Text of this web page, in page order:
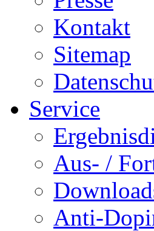
Kontakt
Sitemap
Service
Aus- /
Anti-